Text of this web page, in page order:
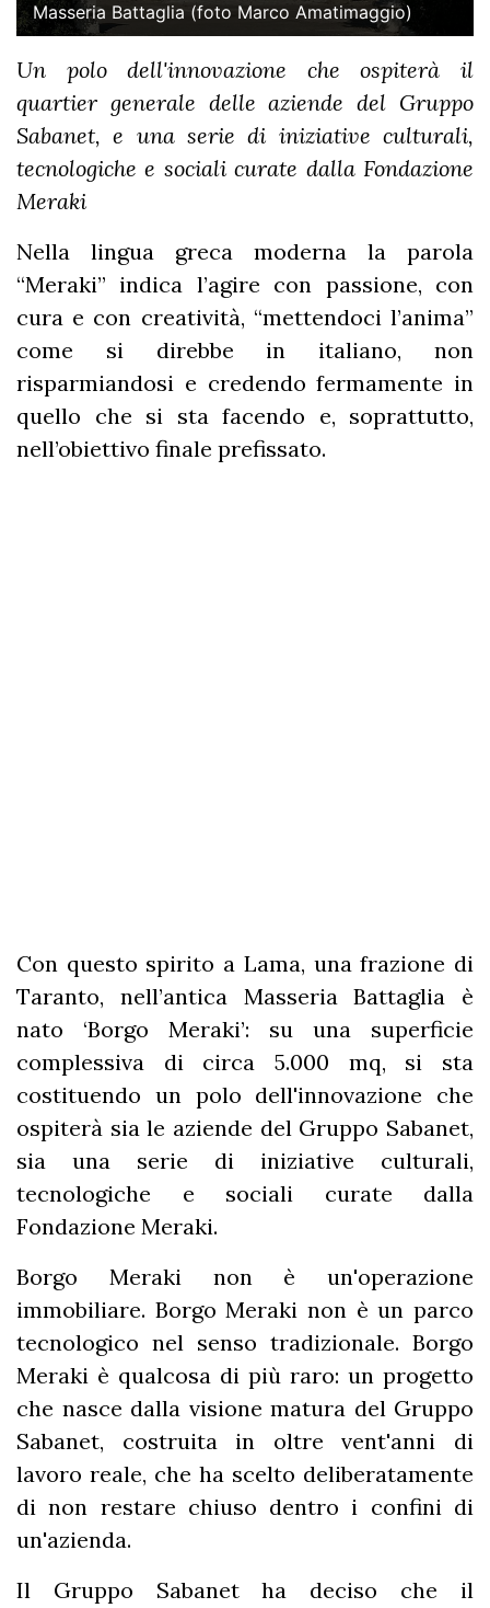
Masseria Battaglia (foto Marco Amatimaggio)
Un polo dell'innovazione che ospiterà il
quartier generale delle aziende del Gruppo
Sabanet, e una serie di iniziative culturali,
tecnologiche e sociali curate dalla Fondazione
Meraki
Nella lingua greca moderna la parola
“Meraki” indica l’agire con passione, con
cura e con creatività, “mettendoci l’anima”
come si direbbe in italiano, non
risparmiandosi e credendo fermamente in
quello che si sta facendo e, soprattutto,
nell’obiettivo finale prefissato.
Con questo spirito a Lama, una frazione di
Taranto, nell’antica Masseria Battaglia è
nato ‘Borgo Meraki’: su una superficie
complessiva di circa 5.000 mq, si sta
costituendo un polo dell'innovazione che
ospiterà sia le aziende del Gruppo Sabanet,
sia una serie di iniziative culturali,
tecnologiche e sociali curate dalla
Fondazione Meraki.
Borgo Meraki non è un'operazione
immobiliare. Borgo Meraki non è un parco
tecnologico nel senso tradizionale. Borgo
Meraki è qualcosa di più raro: un progetto
che nasce dalla visione matura del Gruppo
Sabanet, costruita in oltre vent'anni di
lavoro reale, che ha scelto deliberatamente
di non restare chiuso dentro i confini di
un'azienda.
Il Gruppo Sabanet ha deciso che il